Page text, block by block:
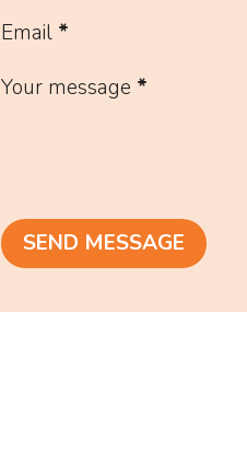
Email *
Your message *
SEND MESSAGE